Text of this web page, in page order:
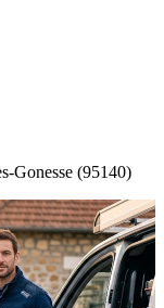
Gonesse (95140)